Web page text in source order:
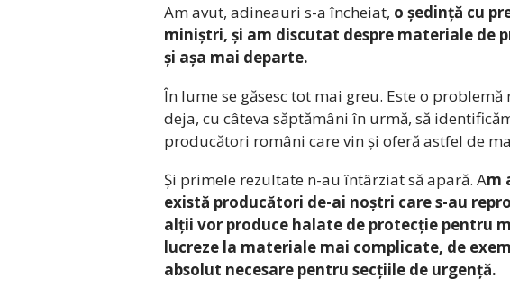
Am avut, adineauri s-a încheiat, o ședință cu
miniștri, și am discutat despre materiale de
și așa mai departe.
În lume se găsesc tot mai greu. Este o
deja, cu câteva săptămâni în urmă, să
producători români care vin și oferă astfel de
Și primele rezultate n-au întârziat să apară. Am
există producători de-ai noștri care s-au
alții vor produce halate de protecție pentru
lucreze la materiale mai complicate, de
absolut necesare pentru secțiile de urgență.